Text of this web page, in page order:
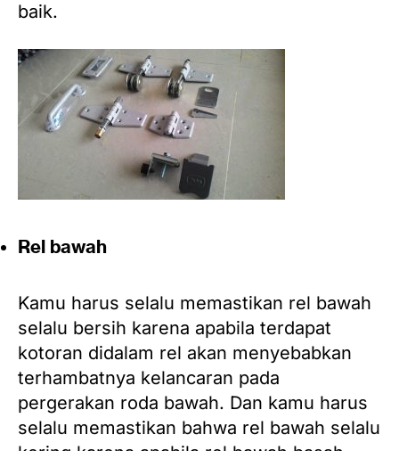
baik.
Rel bawah
Kamu harus selalu memastikan rel bawah
selalu bersih karena apabila terdapat
kotoran didalam rel akan menyebabkan
terhambatnya kelancaran pada
pergerakan roda bawah. Dan kamu harus
selalu memastikan bahwa rel bawah selalu